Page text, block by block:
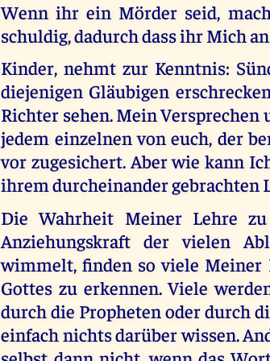
Wenn ihr ein Mörder seid,
schuldig, dadurch dass ihr Mich
Kinder, nehmt zur Kenntnis:
diejenigen Gläubigen
Richter sehen. Mein
jedem einzelnen von euch, der
vor zugesichert. Aber wie kann
ihrem durcheinander gebrachten
Die Wahrheit Meiner Lehre
Anziehungskraft der vielen
wimmelt, finden so viele Meiner
Gottes zu erkennen. Viele
durch die Propheten oder durch
einfach nichts darüber wissen.